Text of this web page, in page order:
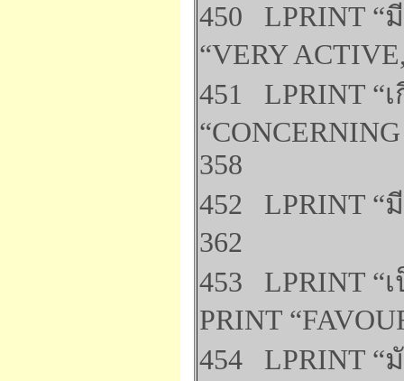
450 LPRINT “
“VERY
451 LPRINT “
358
452 LPRINT “
362
453 LPRINT “
PRINT
454 LPRINT